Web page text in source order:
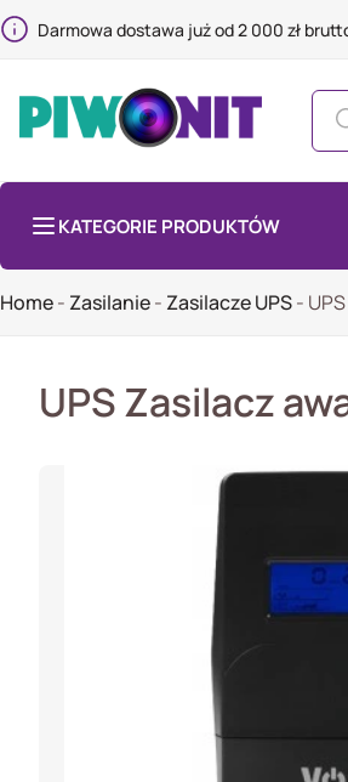
Darmowa dostawa już od 2 000 zł
KATEGORIE PRODUKTÓW
Home- Zasilanie- Zasilacze UPS-
UPS Zasilacz